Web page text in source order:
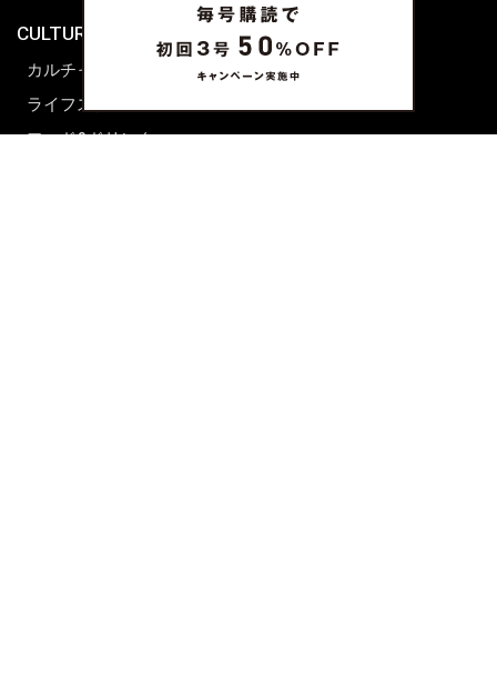
CULTURE & LIFE
カルチャー
ライフスタイル
フード&ドリンク